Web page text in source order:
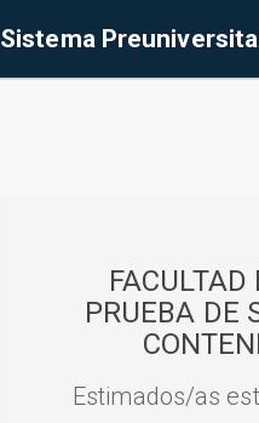
Sistema
FACULTAD
PRUEBA DE
Estimados/as